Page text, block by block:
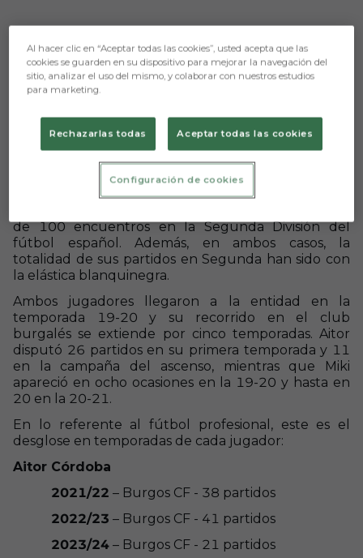
Aún no hay reacciones. ¡Sé el primero!
Dos de los artífices del último ascenso del Burgos
de 100 encuentros en la Segunda División del
fútbol español. Además, en ambos casos, la
totalidad de sus partidos en Segunda han sido con
la elástica blanquinegra.
Ambos jugadores llegaron a la entidad en la
temporada 19-20 y su recorrido en el club
burgalés se extiende por cinco temporadas. Aitor
disputó 26 partidos en su primera temporada y 11
en la campaña del ascenso, mientras que Miki
apareció en ocho ocasiones en la 19-20 y hasta en
20 en la 20-21.
En lo referente al fútbol profesional, este es el
desglose en temporadas de cada jugador:
Aitor Córdoba
2021/22 – Burgos CF - 38 partidos
2022/23 – Burgos CF - 41 partidos
2023/24 – Burgos CF - 21 partidos
Al hacer clic en “Aceptar todas las cookies”, usted acepta que las
cookies se guarden en su dispositivo para mejorar la navegación del
sitio, analizar el uso del mismo, y colaborar con nuestros estudios
para marketing.
Rechazarlas todas Aceptar todas las cookies
Configuración de cookies